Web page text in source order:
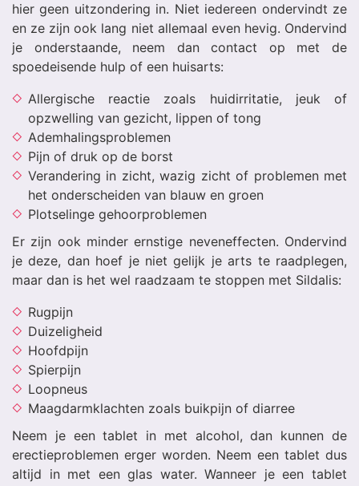
hier geen uitzondering in. Niet iedereen ondervindt ze
en ze zijn ook lang niet allemaal even hevig. Ondervind
je onderstaande, neem dan contact op met de
spoedeisende hulp of een huisarts:
Allergische reactie zoals huidirritatie, jeuk of
opzwelling van gezicht, lippen of tong
Ademhalingsproblemen
Pijn of druk op de borst
Verandering in zicht, wazig zicht of problemen met
het onderscheiden van blauw en groen
Plotselinge gehoorproblemen
Er zijn ook minder ernstige neveneffecten. Ondervind
je deze, dan hoef je niet gelijk je arts te raadplegen,
maar dan is het wel raadzaam te stoppen met Sildalis:
Rugpijn
Duizeligheid
Hoofdpijn
Spierpijn
Loopneus
Maagdarmklachten zoals buikpijn of diarree
Neem je een tablet in met alcohol, dan kunnen de
erectieproblemen erger worden. Neem een tablet dus
altijd in met een glas water. Wanneer je een tablet